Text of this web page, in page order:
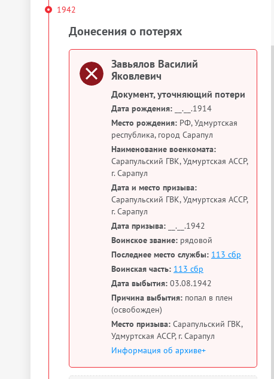
1942
Донесения о потерях
Завьялов Василий
Яковлевич
Документ, уточняющий потери
Дата рождения: __.__.1914
Место рождения: РФ, Удмуртская
республика, город Сарапул
Наименование военкомата:
Сарапульский ГВК, Удмуртская АССР,
г. Сарапул
Дата и место призыва:
Сарапульский ГВК, Удмуртская АССР,
г. Сарапул
Дата призыва: __.__.1942
Воинское звание: рядовой
Последнее место службы: 113 сбр
Воинская часть: 113 сбр
Дата выбытия: 03.08.1942
Причина выбытия: попал в плен
(освобожден)
Место призыва: Сарапульский ГВК,
Удмуртская АССР, г. Сарапул
Информация об архиве+